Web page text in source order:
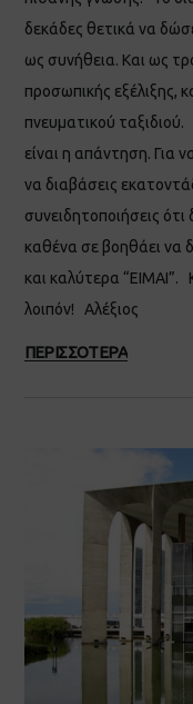
δεκάδες θετικά να
ως συνήθεια. Και ως
προσωπικής εξέλιξης,
πνευματικού
είναι η απάντηση. Για
να διαβάσεις
συνειδητοποιήσεις
καθένα σε βοηθάει να
και καλύτερα
λοιπόν! Αλέξιος
ΠΕΡΙΣΣΟΤΕΡΑ